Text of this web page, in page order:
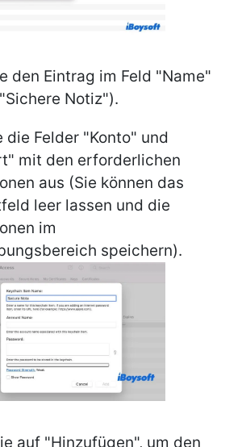
den Eintrag im Feld "Name"
Notiz").
die Felder "Konto" und
mit den erforderlichen
aus (Sie können das
leer lassen und die
im
speichern).
auf "Hinzufügen", um den